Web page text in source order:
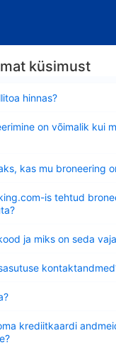
küsimust
hinnas?
on võimalik kui
kas mu broneering
is tehtud
ja miks on seda
krediitkaardi